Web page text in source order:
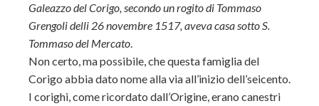
Galeazzo del Corigo, secondo un rogito di Tommaso
Grengoli delli 26 novembre 1517, aveva casa sotto S.
Tommaso del Mercato.
Non certo, ma possibile, che questa famiglia del
Corigo abbia dato nome alla via all’inizio dell’seicento.
I corighi, come ricordato dall’Origine, erano canestri